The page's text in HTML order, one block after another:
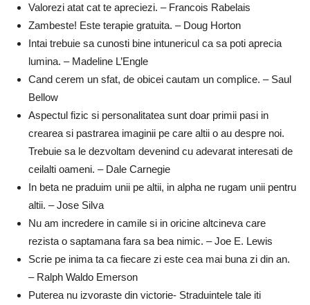
Valorezi atat cat te apreciezi. – Francois Rabelais
Zambeste! Este terapie gratuita. – Doug Horton
Intai trebuie sa cunosti bine intunericul ca sa poti aprecia
lumina. – Madeline L’Engle
Cand cerem un sfat, de obicei cautam un complice. – Saul
Bellow
Aspectul fizic si personalitatea sunt doar primii pasi in
crearea si pastrarea imaginii pe care altii o au despre noi.
Trebuie sa le dezvoltam devenind cu adevarat interesati de
ceilalti oameni. – Dale Carnegie
In beta ne praduim unii pe altii, in alpha ne rugam unii pentru
altii. – Jose Silva
Nu am incredere in camile si in oricine altcineva care
rezista o saptamana fara sa bea nimic. – Joe E. Lewis
Scrie pe inima ta ca fiecare zi este cea mai buna zi din an.
– Ralph Waldo Emerson
Puterea nu izvoraste din victorie- Straduintele tale iti